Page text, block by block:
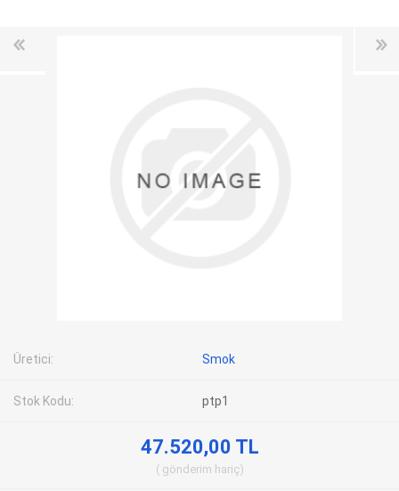
Üretici: Smok
Stok Kodu: ptp1
47.520,00 TL
gönderim hariç